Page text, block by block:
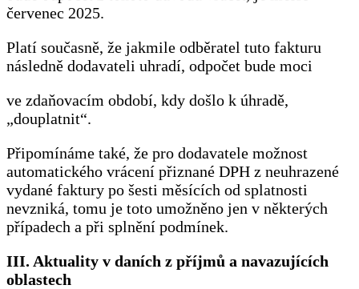
červenec 2025.
Platí současně, že jakmile odběratel tuto fakturu
následně dodavateli uhradí, odpočet bude moci
ve zdaňovacím období, kdy došlo k úhradě,
„douplatnit“.
Připomínáme také, že pro dodavatele možnost
automatického vrácení přiznané DPH z neuhrazené
vydané faktury po šesti měsících od splatnosti
nevzniká, tomu je toto umožněno jen v některých
případech a při splnění podmínek.
III. Aktuality v daních z příjmů a navazujících
oblastech